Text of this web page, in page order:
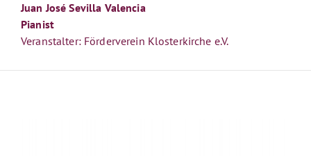
Juan José Sevilla Valencia
Pianist
Veranstalter: Förderverein Klosterkirche e.V.